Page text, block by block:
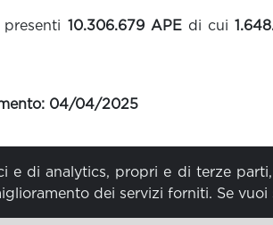
10.306.679 APEdi cui
04/04/2025
e di analytics, propri e di terze
dei servizi forniti. Se